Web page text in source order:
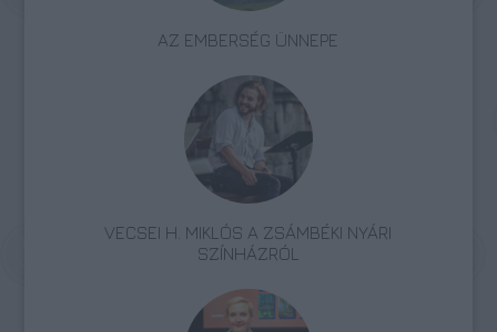
AZ EMBERSÉG ÜNNEPE
VECSEI H. MIKLÓS A ZSÁMBÉKI NYÁRI
SZÍNHÁZRÓL